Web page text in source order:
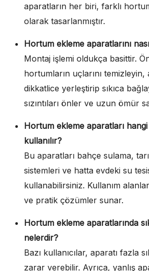
aparatların her biri, farklı
olarak tasarlanmıştır.
Hortum ekleme aparatlarını
Montaj işlemi oldukça basittir.
hortumların uçlarını temizleyin,
dikkatlice yerleştirip sıkıca
sızıntıları önler ve uzun ömür
Hortum ekleme aparatları
kullanılır?
Bu aparatları bahçe sulama,
sistemleri ve hatta evdeki su
kullanabilirsiniz. Kullanım
ve pratik çözümler sunar.
Hortum ekleme aparatlarında
nelerdir?
Bazı kullanıcılar, aparatı fazla
zarar verebilir. Ayrıca, yanlış